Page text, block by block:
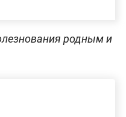
родным и